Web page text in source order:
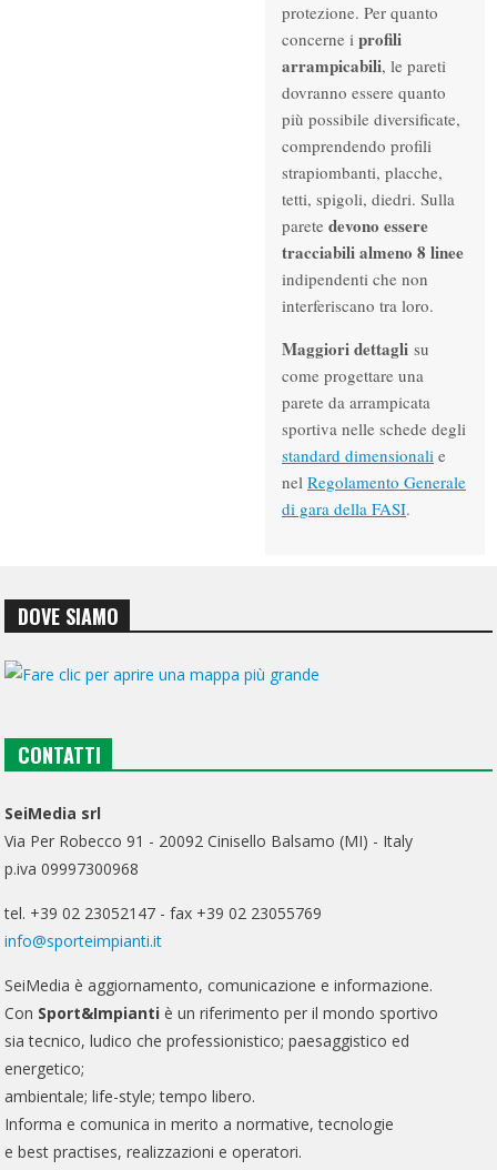
protezione. Per quanto
concerne i profili
arrampicabili, le pareti
dovranno essere quanto
più possibile diversificate,
comprendendo profili
strapiombanti, placche,
tetti, spigoli, diedri. Sulla
parete devono essere
tracciabili almeno 8 linee
indipendenti che non
interferiscano tra loro.
Maggiori dettagli su
come progettare una
parete da arrampicata
sportiva nelle schede degli
standard dimensionali e
nel Regolamento Generale
di gara della FASI.
DOVE SIAMO
CONTATTI
SeiMedia srl
Via Per Robecco 91 - 20092 Cinisello Balsamo (MI) - Italy
p.iva 09997300968
tel. +39 02 23052147 - fax +39 02 23055769
info@sporteimpianti.it
SeiMedia è aggiornamento, comunicazione e informazione.
Con Sport&Impianti è un riferimento per il mondo sportivo
sia tecnico, ludico che professionistico; paesaggistico ed
energetico;
ambientale; life-style; tempo libero.
Informa e comunica in merito a normative, tecnologie
e best practises, realizzazioni e operatori.